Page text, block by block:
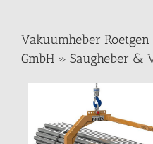
Vakuumheber
GmbH » Saugheber &